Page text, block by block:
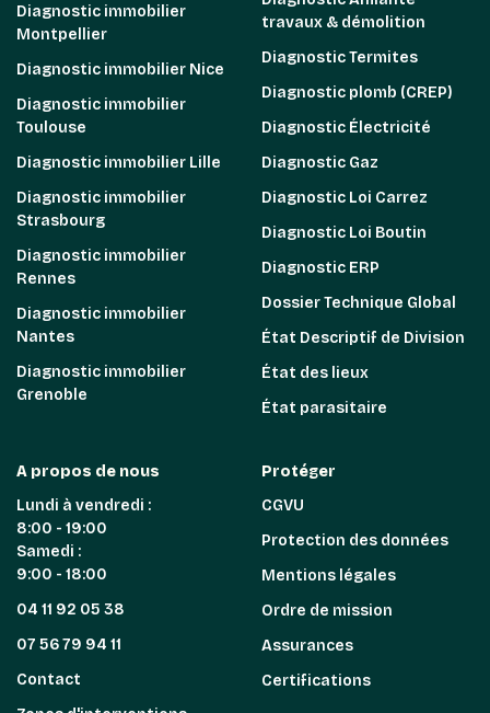
Diagnostic immobilier
Montpellier
Diagnostic immobilier Nice
Diagnostic immobilier
Toulouse
Diagnostic immobilier Lille
Diagnostic immobilier
Strasbourg
Diagnostic immobilier
Rennes
Diagnostic immobilier
Nantes
Diagnostic immobilier
Grenoble
travaux & démolition
Diagnostic Termites
Diagnostic plomb (CREP)
Diagnostic Électricité
Diagnostic Gaz
Diagnostic Loi Carrez
Diagnostic Loi Boutin
Diagnostic ERP
Dossier Technique Global
État Descriptif de Division
État des lieux
État parasitaire
A propos de nous
Lundi à vendredi :
8:00 - 19:00
Samedi :
9:00 - 18:00
04 11 92 05 38
07 56 79 94 11
Contact
Protéger
CGVU
Protection des données
Mentions légales
Ordre de mission
Assurances
Certifications